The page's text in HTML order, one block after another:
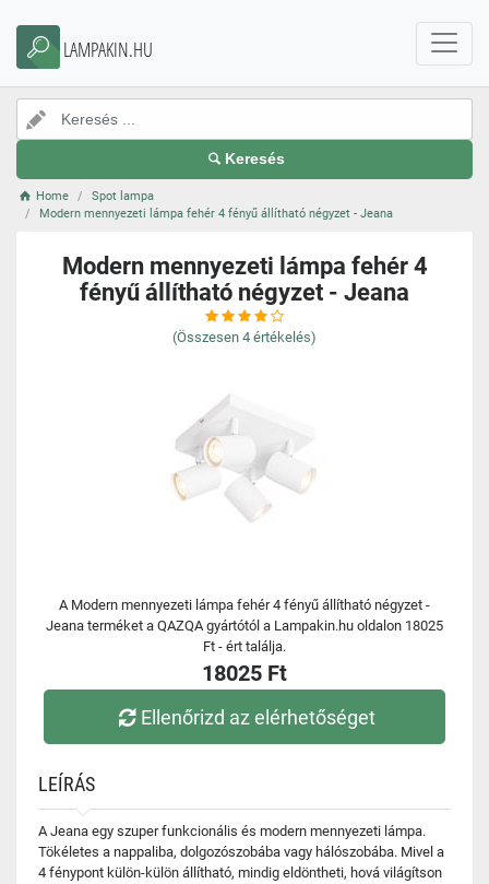
LAMPAKIN.HU
Keresés
Home
Spot lampa
Modern mennyezeti lámpa fehér 4 fényű állítható négyzet - Jeana
Modern mennyezeti lámpa fehér 4
fényű állítható négyzet - Jeana
(Összesen 4 értékelés)
A Modern mennyezeti lámpa fehér 4 fényű állítható négyzet -
Jeana terméket a QAZQA gyártótól a Lampakin.hu oldalon 18025
Ft - ért találja.
18025 Ft
Ellenőrizd az elérhetőséget
LEÍRÁS
A Jeana egy szuper funkcionális és modern mennyezeti lámpa.
Tökéletes a nappaliba, dolgozószobába vagy hálószobába. Mivel a
4 fénypont külön-külön állítható, mindig eldöntheti, hová világítson